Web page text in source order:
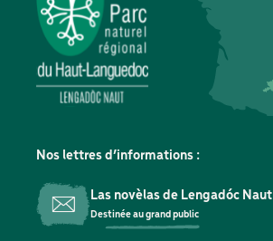
Nos lettres d’informations :
Las novèlas de Lengadóc Naut
Destinée au grand public